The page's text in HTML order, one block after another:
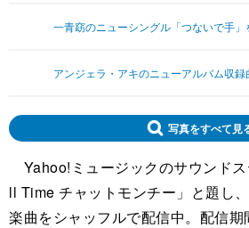
グラビア
ショッピング
一青窈のニューシングル「つないで手」
アンジェラ・アキのニューアルバム収
写真をすべて見
Yahoo!ミュージックのサウンド
ll Time チャットモンチー」と題し
楽曲をシャッフルで配信中。配信期